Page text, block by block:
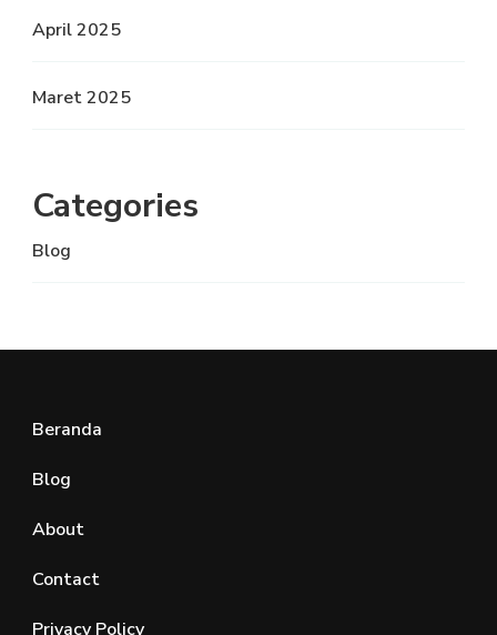
April 2025
Maret 2025
Categories
Blog
Beranda
Blog
About
Contact
Privacy Policy